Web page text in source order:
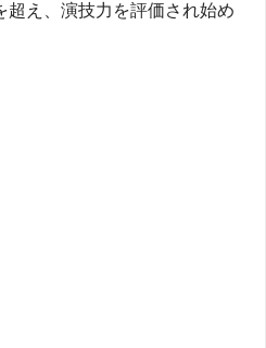
超え、演技力を評価され始め